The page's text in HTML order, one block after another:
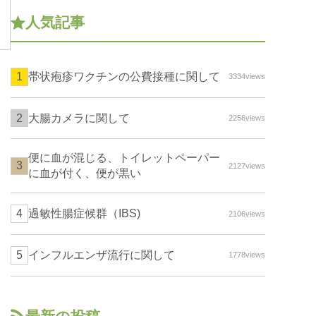
人気記事
帯状疱疹ワクチンの公費接種に関して 3334views
大腸カメラに関して 2256views
便に血が混じる、トイレットペーパー
に血が付く、便が黒い
2127views
過敏性腸症候群（IBS) 2106views
インフルエンザ流行に関して 1778views